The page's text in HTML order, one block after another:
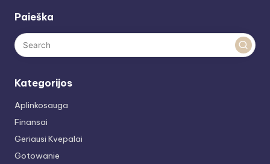
Paieška
Kategorijos
Aplinkosauga
Finansai
Geriausi Kvepalai
Gotowanie